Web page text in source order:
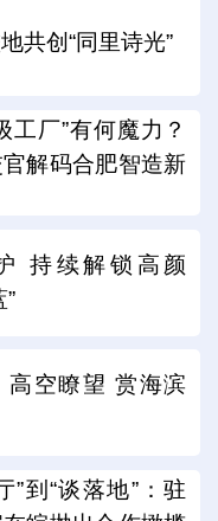
共创“同里诗光”
工厂”有何魔力？
解码合肥智造新
持续解锁高颜
”
高空瞭望 赏海滨
”到“谈落地”：驻